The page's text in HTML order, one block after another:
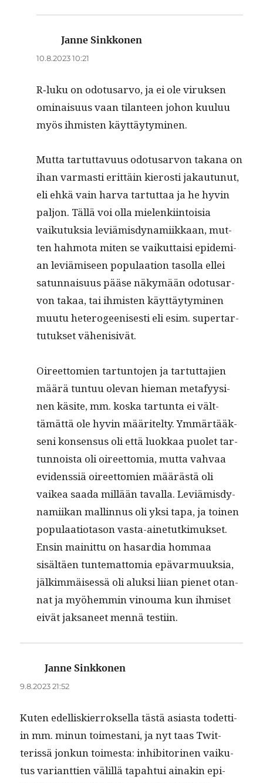
Janne Sinkkonen
10.8.2023 10:21
R‑luku on odotusar­vo, ja ei ole viruk­sen
omi­naisu­us vaan tilanteen johon kuu­luu
myös ihmis­ten käyttäytyminen.
Mut­ta tar­tut­tavu­us odotusar­von takana on
ihan var­masti erit­täin kierosti jakau­tunut,
eli ehkä vain har­va tar­tut­taa ja he hyvin
paljon. Täl­lä voi olla mie­lenki­in­toisia
vaiku­tuk­sia lev­iämis­dy­nami­ikkaan, mut­
ten hah­mo­ta miten se vaikut­taisi epi­demi­
an lev­iämiseen pop­u­laa­tion tasol­la ellei
sat­un­naisu­us pääse näkymään odotusar­
von takaa, tai ihmis­ten käyt­täy­tymi­nen
muu­tu het­ero­geenis­es­ti eli esim. super­tar­
tu­tuk­set vähenisivät.
Oireet­tomien tar­tun­to­jen ja tar­tut­ta­jien
määrä tun­tuu ole­van hie­man metafyysi­
nen käsite, mm. kos­ka tar­tun­ta ei vält­
tämät­tä ole hyvin määritel­ty. Ymmärtääk­
seni kon­sen­sus oli että luokkaa puo­let tar­
tun­noista oli oireet­to­mia, mut­ta vah­vaa
evi­denssiä oireet­tomien määrästä oli
vaikea saa­da mil­lään taval­la. Lev­iämis­dy­
nami­ikan mallinnus oli yksi tapa, ja toinen
pop­u­laa­tio­ta­son vas­ta-aine­tutkimuk­set.
Ensin mainit­tu on hasar­dia hom­maa
sisältäen tun­tem­at­to­mia epä­var­muuk­sia,
jälkim­mäisessä oli aluk­si liian pienet otan­
nat ja myöhem­min vinouma kun ihmiset
eivät jak­sa­neet men­nä testiin.
Janne Sinkkonen
9.8.2023 21:52
Kuten edel­liskier­roksel­la tästä asi­as­ta todet­ti­
in mm. min­un toimes­tani, ja nyt taas Twit­
teris­sä jonkun toimes­ta: inhibitori­nen vaiku­
tus vari­ant­tien välil­lä tapah­tui ainakin epi­